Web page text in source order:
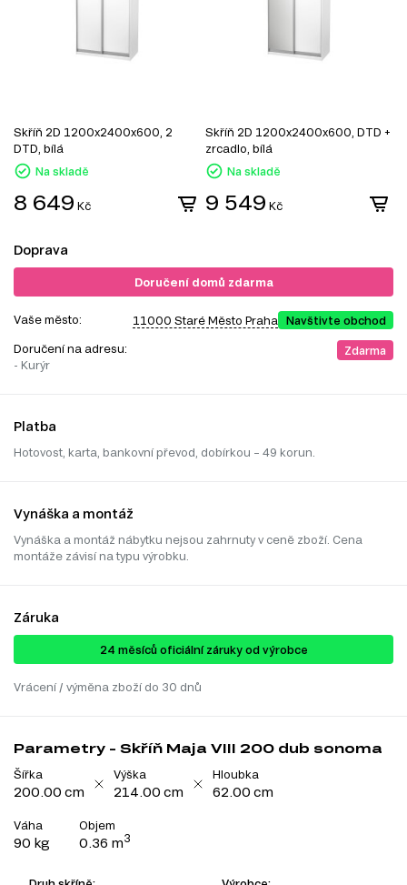
Skříň 2D 1200x2400x600, 2
DTD, bílá
Na skladě
8 649 Kč
Skříň 2D 1200x2400x600, DTD +
zrcadlo, bílá
Na skladě
9 549 Kč
Doprava
Doručení domů zdarma
Vaše město: 11000 Staré Město Praha Navštivte obchod
Doručení na adresu:
- Kurýr
Zdarma
Platba
Hotovost, karta, bankovní převod, dobírkou – 49 korun.
Vynáška a montáž
Vynáška a montáž nábytku nejsou zahrnuty v ceně zboží. Cena
montáže závisí na typu výrobku.
Záruka
24 ​​​​měsíců oficiální záruky od výrobce
Vrácení / výměna zboží do 30 dnů
Parametry - Skříň Maja VIII 200 dub sonoma
Šířka
200.00 cm
Výška
214.00 cm
Hloubka
62.00 cm
Váha
90 kg
Objem
0.36 m3